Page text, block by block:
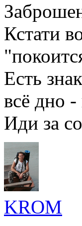
Кстати
Есть
всё дно -
Иди за
KROM